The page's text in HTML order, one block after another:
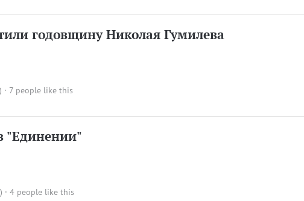
годовщину Николая Гумилева
· 7 people like this
"Единении"
· 4 people like this